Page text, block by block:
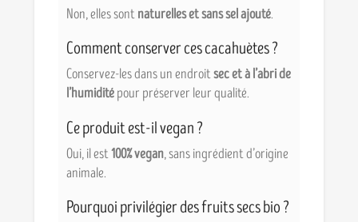
Non, elles sontnaturelles et sans sel ajouté.
Comment conserver ces cacahuètes ?
Conservez-les dans un endroitsec et à l’abri de
l’humiditépour préserver leur qualité.
Ce produit est-il vegan ?
Oui, il est100% vegan, sans ingrédient d’origine
animale.
Pourquoi privilégier des fruits secs bio ?